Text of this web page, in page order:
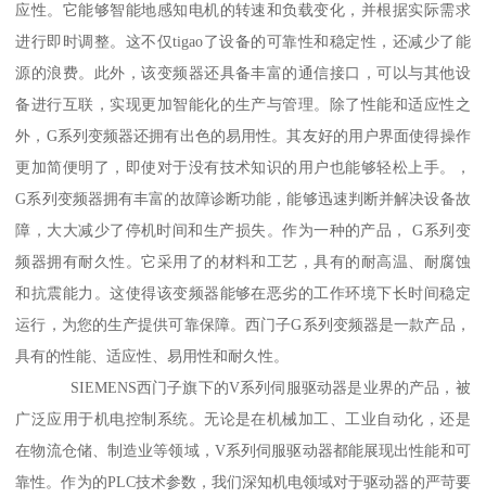
应性。它能够智能地感知电机的转速和负载变化，并根据实际需求
进行即时调整。这不仅tigao了设备的可靠性和稳定性，还减少了能
源的浪费。此外，该变频器还具备丰富的通信接口，可以与其他设
备进行互联，实现更加智能化的生产与管理。除了性能和适应性之
外，G系列变频器还拥有出色的易用性。其友好的用户界面使得操作
更加简便明了，即使对于没有技术知识的用户也能够轻松上手。，
G系列变频器拥有丰富的故障诊断功能，能够迅速判断并解决设备故
障，大大减少了停机时间和生产损失。作为一种的产品， G系列变
频器拥有耐久性。它采用了的材料和工艺，具有的耐高温、耐腐蚀
和抗震能力。这使得该变频器能够在恶劣的工作环境下长时间稳定
运行，为您的生产提供可靠保障。西门子G系列变频器是一款产品，
具有的性能、适应性、易用性和耐久性。
SIEMENS西门子旗下的V系列伺服驱动器是业界的产品，被
广泛应用于机电控制系统。无论是在机械加工、工业自动化，还是
在物流仓储、制造业等领域，V系列伺服驱动器都能展现出性能和可
靠性。作为的PLC技术参数，我们深知机电领域对于驱动器的严苛要